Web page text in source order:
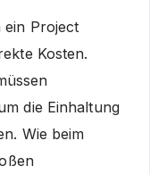
ein Project
Kosten.
die Einhaltung
Wie beim